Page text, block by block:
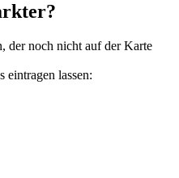
der noch nicht auf der Karte
eintragen lassen: